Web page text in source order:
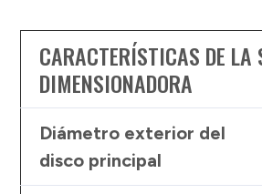
CARACTERÍSTICAS DE LA
DIMENSIONADORA
Diámetro exterior del
disco principal